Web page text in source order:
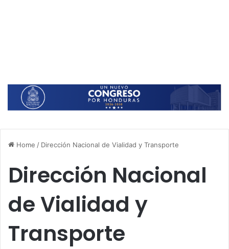
Home / Dirección Nacional de Vialidad y Transporte
Dirección Nacional
de Vialidad y
Transporte